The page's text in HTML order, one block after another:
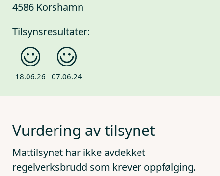
4586 Korshamn
Tilsynsresultater:
18.06.26 07.06.24
Vurdering av tilsynet
Mattilsynet har ikke avdekket
regelverksbrudd som krever oppfølging.